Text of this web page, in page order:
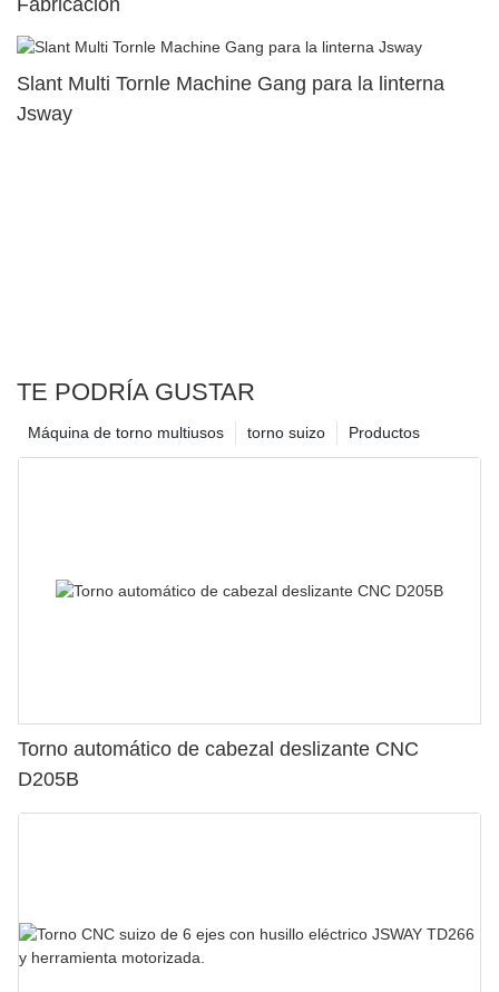
Slant Multi Tornle Machine Gang para la linterna
Jsway
TE PODRÍA GUSTAR
Productos
torno suizo
Máquina de torno multiusos
Torno automático de cabezal deslizante CNC
D205B